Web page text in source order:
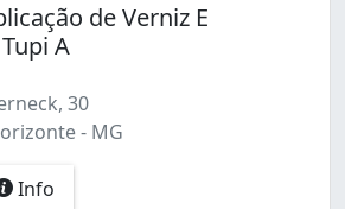
de Verniz E
A
30
- MG
Info